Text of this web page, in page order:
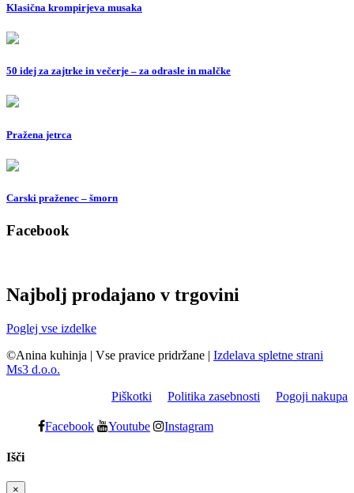
Klasična krompirjeva musaka
50 idej za zajtrke in večerje – za odrasle in malčke
Pražena jetrca
Carski praženec – šmorn
Facebook
Najbolj prodajano v trgovini
Poglej vse izdelke
©Anina kuhinja | Vse pravice pridržane | Izdelava spletne strani
Ms3 d.o.o.
Piškotki
Politika zasebnosti Pogoji nakupa
Facebook Youtube Instagram
Išči
×